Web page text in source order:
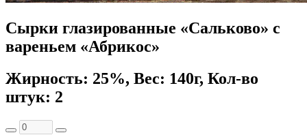
Сырки глазированные «Сальково» с
вареньем «Абрикос»
Жирность: 25%, Вес: 140г, Кол-во
штук: 2